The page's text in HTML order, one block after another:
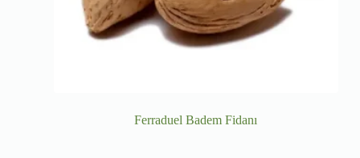
Ferraduel Badem Fidanı